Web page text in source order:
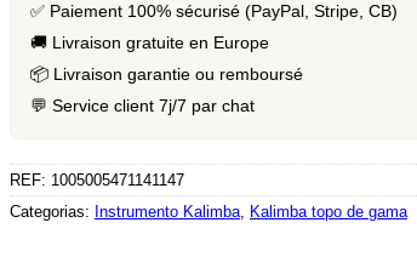
✅ Paiement 100% sécurisé (PayPal, Stripe, CB)
🚚 Livraison gratuite en Europe
📦 Livraison garantie ou remboursé
💬 Service client 7j/7 par chat
REF: 1005005471141147
Categorias: Instrumento Kalimba, Kalimba topo de gama